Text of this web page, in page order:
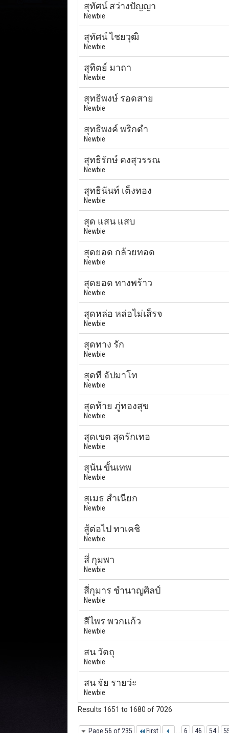
สุทัศน์ สว่างปัญญา
Newbie
สุทัศน์ ไชยวุฒิ
Newbie
สุทิตย์ มาถา
Newbie
สุทธิพงษ์ รอดสาย
Newbie
สุทธิพงค์ พริกดำ
Newbie
สุทธิรักษ์ คงสุวรรณ
Newbie
สุทธินันท์ เต็งทอง
Newbie
สุด แสน แสบ
Newbie
สุดยอด กล้วยทอด
Newbie
สุดยอด ทางพร้าว
Newbie
สุดหล่อ หล่อไม่เส็รจ
Newbie
สุดทาง รัก
Newbie
สุดที อัปมาโท
Newbie
สุดท้าย ภู่ทองสุข
Newbie
สุดเขต สุดรักเทอ
Newbie
สุนัน ขั้นเทพ
Newbie
สุเมธ สำเนียก
Newbie
สู้ต่อไป ทาเคชิ
Newbie
สี่ กุมพา
Newbie
สี่กุมาร ชำนาญศิลป์
Newbie
สีไพร พวกแก้ว
Newbie
สน วัตถุ
Newbie
สน จัย รายว่ะ
Newbie
Results 1651 to 1680 of 7026
Page 56 of 235 First 6 46 54